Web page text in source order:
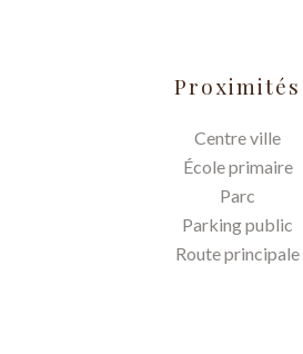
Proximités
Centre ville
École primaire
Parc
Parking public
Route principale